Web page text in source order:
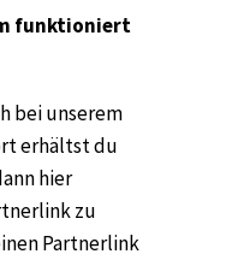
funktioniert
bei unserem
erhältst du
hier
zu
Partnerlink